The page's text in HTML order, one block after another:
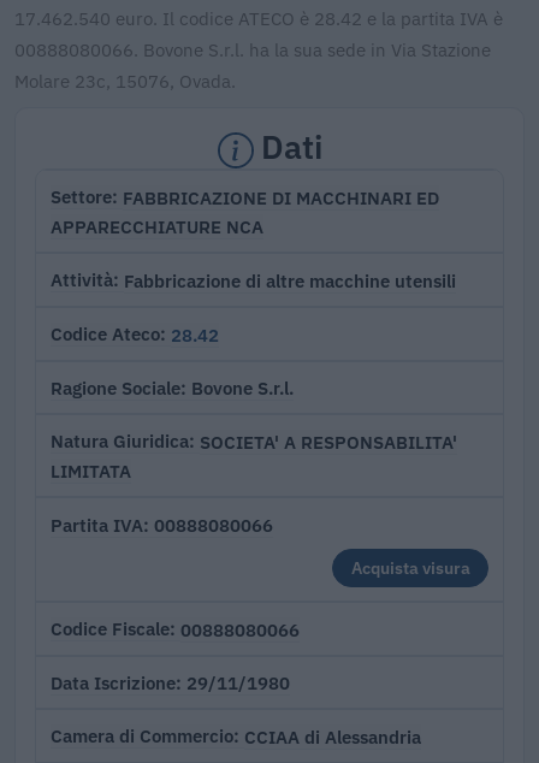
17.462.540 euro. Il codice ATECO è 28.42 e la partita IVA è
00888080066. Bovone S.r.l. ha la sua sede in Via Stazione
Molare 23c, 15076, Ovada.
Dati
Settore FABBRICAZIONE DI MACCHINARI ED
APPARECCHIATURE NCA
Attività Fabbricazione di altre macchine utensili
Codice Ateco 28.42
Ragione Sociale Bovone S.r.l.
Natura Giuridica SOCIETA' A RESPONSABILITA'
LIMITATA
Partita IVA 00888080066
Acquista visura
Codice Fiscale 00888080066
Data Iscrizione 29/11/1980
Camera di Commercio CCIAA di Alessandria